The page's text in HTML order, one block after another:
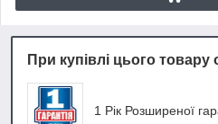
При купівлі цього
1 Рік Розширеної